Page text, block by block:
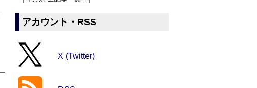
アカウント・RSS
X (Twitter)